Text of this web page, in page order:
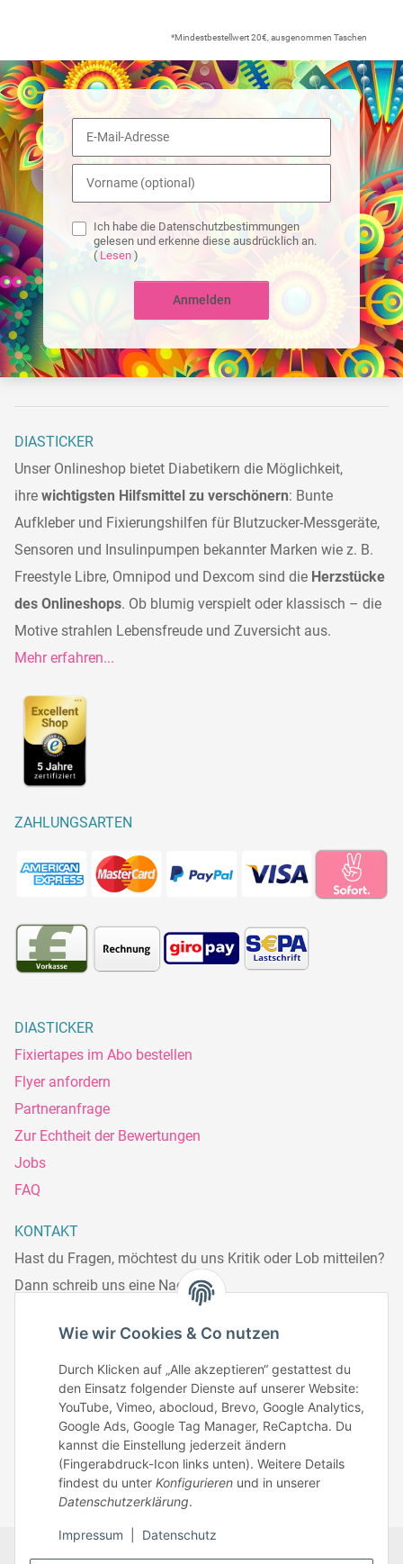
Wie wir Cookies & Co nutzen
Durch Klicken auf „Alle akzeptieren“ gestattest du
den Einsatz folgender Dienste auf unserer Website:
YouTube, Vimeo, abocloud, Brevo, Google Analytics,
Google Ads, Google Tag Manager, ReCaptcha. Du
kannst die Einstellung jederzeit ändern
(Fingerabdruck-Icon links unten). Weitere Details
findest du unter Konfigurieren und in unserer
Datenschutzerklärung.
Impressum Datenschutz
Ich habe die Datenschutzbestimmungen
gelesen und erkenne diese ausdrücklich an.
( Lesen )
Anmelden
*Mindestbestellwert 20€, ausgenommen Taschen
DIASTICKER
Unser Onlineshop bietet Diabetikern die Möglichkeit,
ihre wichtigsten Hilfsmittel zu verschönern: Bunte
Aufkleber und Fixierungshilfen für Blutzucker-Messgeräte,
Sensoren und Insulinpumpen bekannter Marken wie z. B.
Freestyle Libre, Omnipod und Dexcom sind die Herzstücke
des Onlineshops. Ob blumig verspielt oder klassisch – die
Motive strahlen Lebensfreude und Zuversicht aus.
Mehr erfahren...
ZAHLUNGSARTEN
DIASTICKER
Fixiertapes im Abo bestellen
Flyer anfordern
Partneranfrage
Zur Echtheit der Bewertungen
Jobs
FAQ
KONTAKT
Hast du Fragen, möchtest du uns Kritik oder Lob mitteilen?
Dann schreib uns eine Nachricht.
Telefonisch erreichst du uns:
Telefonnr.: 0951/70045771
Zum Kontakt
Datenschutz AGB Zahlungsmöglichkeiten